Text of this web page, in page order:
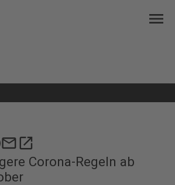
menu
mailopen_in_new
Corona-Regeln ab